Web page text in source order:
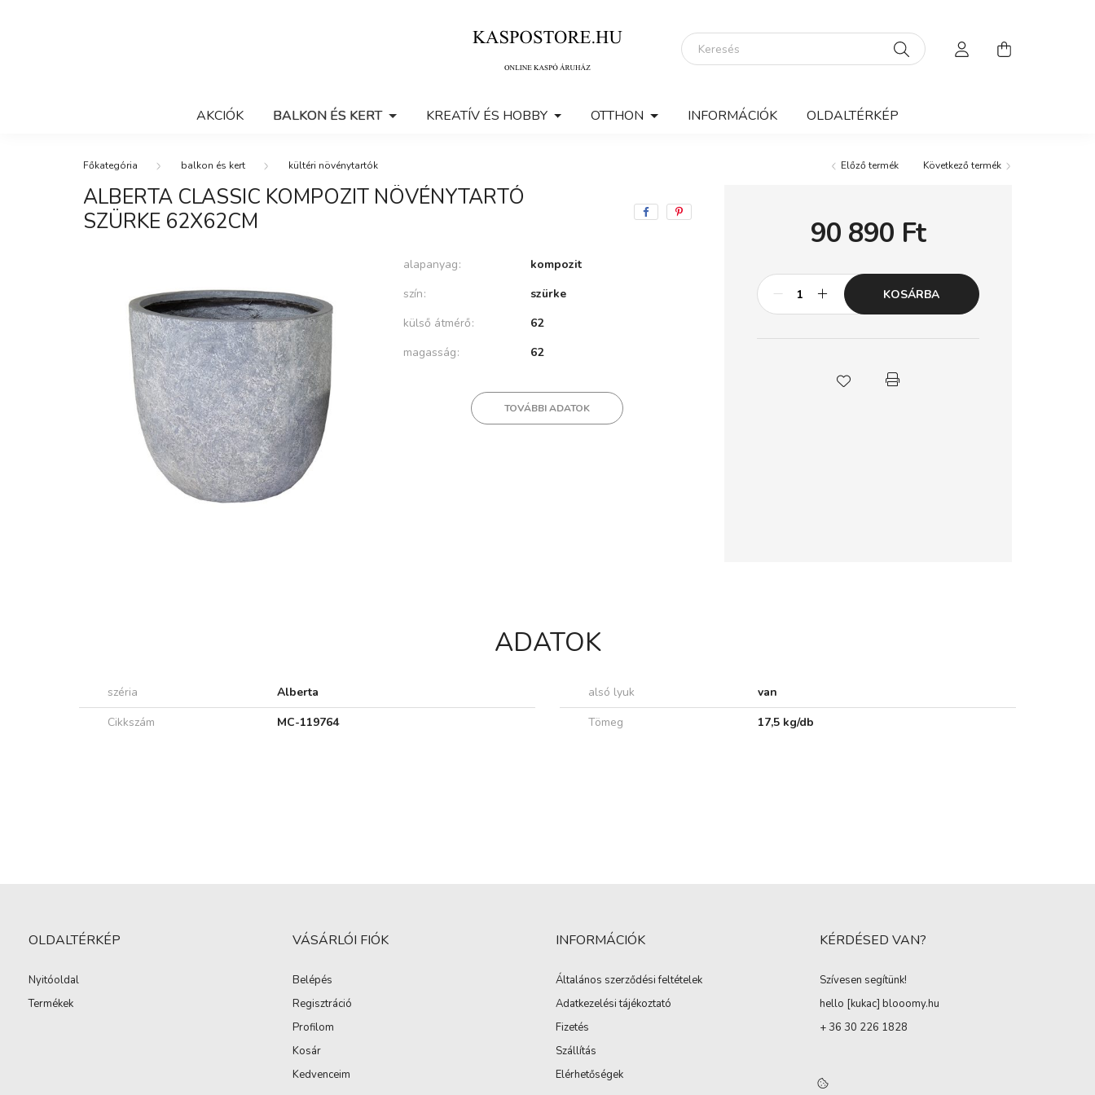
AKCIÓK BALKON ÉS KERT KREATÍV ÉS HOBBY OTTHON INFORMÁCIÓK OLDALTÉRKÉP
balkon és kert kültéri növénytartók Előző termék Következő termék
ALBERTA CLASSIC KOMPOZIT NÖVÉNYTARTÓ
SZÜRKE 62X62CM
alapanyag
kompozit
szín
szürke
külső átmérő
62
magasság
62
TOVÁBBI ADATOK
90 890 Ft
KOSÁRBA
ADATOK
széria Alberta alsó lyuk
van
Cikkszám
MC-119764 Tömeg 17,5 kg/db
OLDALTÉRKÉP
Nyitóoldal
Termékek
VÁSÁRLÓI FIÓK
Belépés
Regisztráció
Profilom
Kosár
Kedvenceim
INFORMÁCIÓK
Általános szerződési feltételek
Adatkezelési tájékoztató
Fizetés
Szállítás
Elérhetőségek
KÉRDÉSED VAN?
Szívesen segítünk!
hello [kukac] blooomy.hu
+ 36 30 226 1828